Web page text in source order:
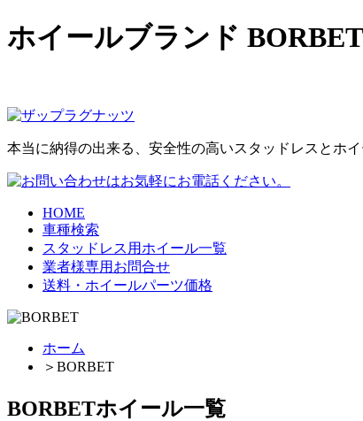
ホイールブランド
本当に納得の出来る、安全性の高いスタッドレスとホイ
HOME
車種検索
スタッドレス用ホイール一覧
業者様専用お問合せ
送料・ホイールパーツ価格
ホーム
＞ BORBET
BORBETホイール一覧